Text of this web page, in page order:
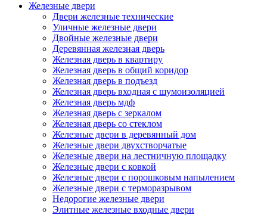
Железные двери
Двери железные технические
Уличные железные двери
Двойные железные двери
Деревянная железная дверь
Железная дверь в квартиру
Железная дверь в общий коридор
Железная дверь в подъезд
Железная дверь входная с шумоизоляцией
Железная дверь мдф
Железная дверь с зеркалом
Железная дверь со стеклом
Железные двери в деревянный дом
Железные двери двухстворчатые
Железные двери на лестничную площадку
Железные двери с ковкой
Железные двери с порошковым напылением
Железные двери с терморазрывом
Недорогие железные двери
Элитные железные входные двери